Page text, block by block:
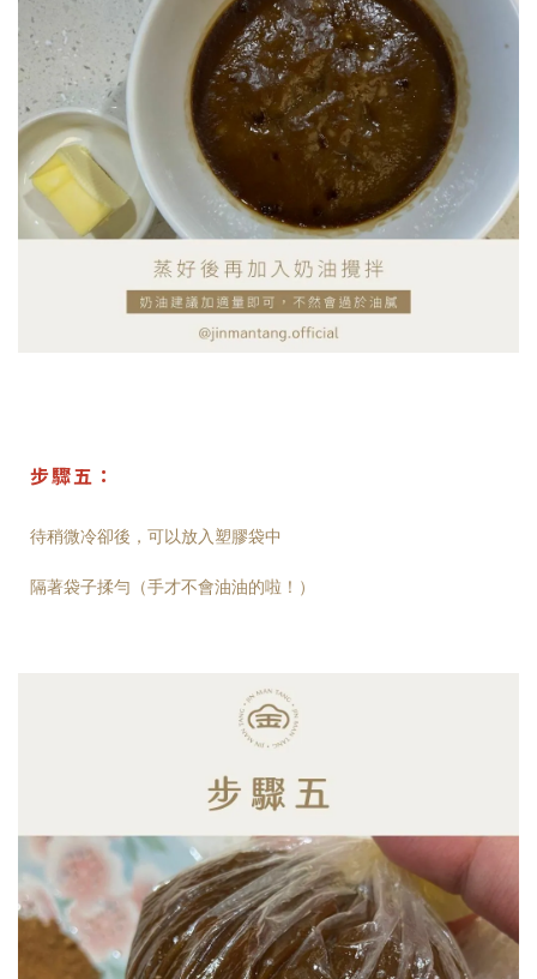
步驟五：
待稍微冷卻後，可以放入塑膠袋中
隔著袋子揉勻（手才不會油油的啦！）